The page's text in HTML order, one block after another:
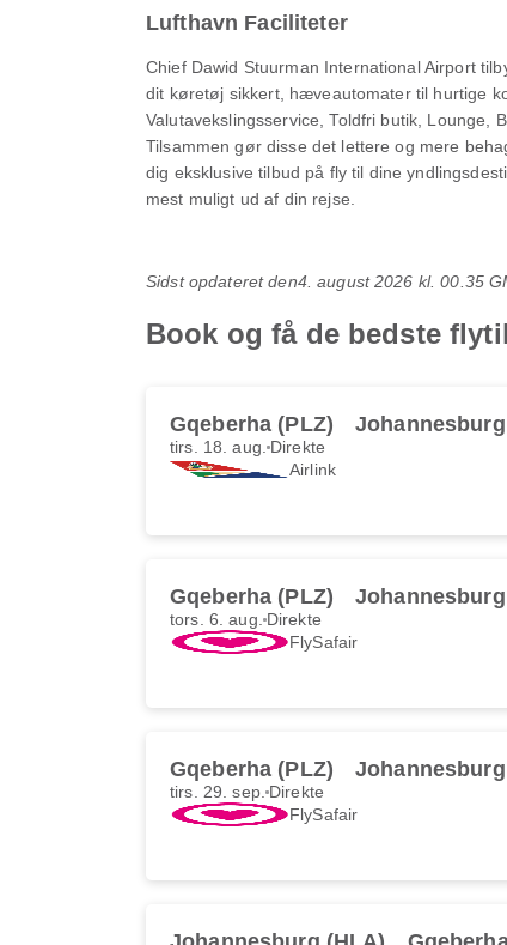
Lufthavn Faciliteter
Chief Dawid Stuurman International Airport
dit køretøj sikkert, hæveautomater til hurtige
Valutavekslingsservice, Toldfri butik, Lounge,
Tilsammen gør disse det lettere og mere
dig eksklusive tilbud på fly til dine
mest muligt ud af din rejse.
Sidst opdateret den4. august 2026 kl. 00.35
Book og få de bedste
Gqeberha (PLZ)
tirs. 18. aug. Direkte
Airlink
Gqeberha (PLZ)
tors. 6. aug. Direkte
FlySafair
Gqeberha (PLZ)
tirs. 29. sep. Direkte
FlySafair